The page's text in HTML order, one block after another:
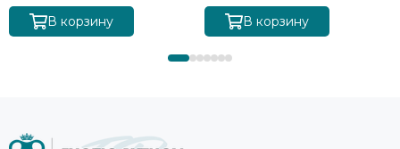
В корзину В корзину